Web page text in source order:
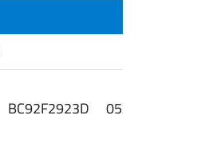
BC92F2923D 05/08/2026